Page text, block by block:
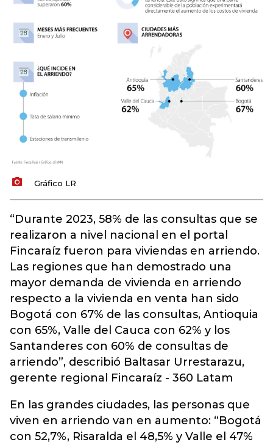
Gráfico LR
“Durante 2023, 58% de las consultas que se
realizaron a nivel nacional en el portal
Fincaraíz fueron para viviendas en arriendo.
Las regiones que han demostrado una
mayor demanda de vivienda en arriendo
respecto a la vivienda en venta han sido
Bogotá con 67% de las consultas, Antioquia
con 65%, Valle del Cauca con 62% y los
Santanderes con 60% de consultas de
arriendo”, describió Baltasar Urrestarazu,
gerente regional Fincaraíz - 360 Latam
En las grandes ciudades, las personas que
viven en arriendo van en aumento: “Bogotá
con 52,7%, Risaralda el 48,5% y Valle el 47%